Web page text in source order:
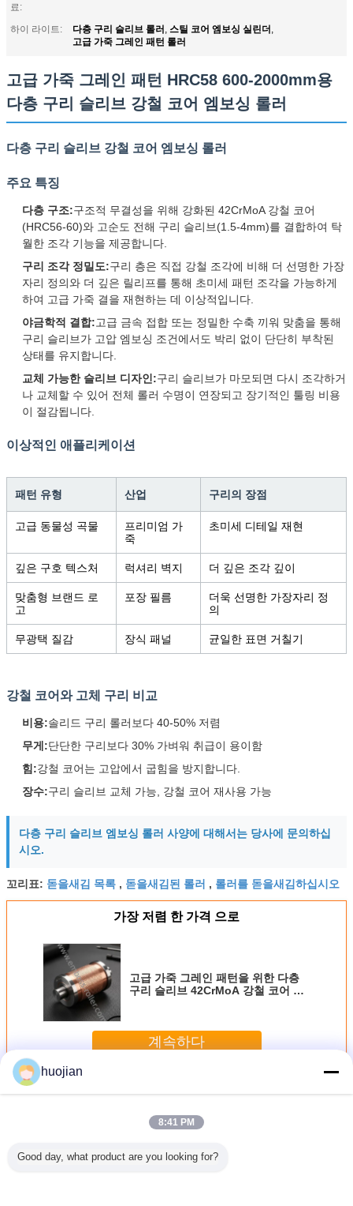
료:
하이 라이트: 다층 구리 슬리브 롤러, 스틸 코어 엠보싱 실린더,
고급 가죽 그레인 패턴 롤러
고급 가죽 그레인 패턴 HRC58 600-2000mm용
다층 구리 슬리브 강철 코어 엠보싱 롤러
다층 구리 슬리브 강철 코어 엠보싱 롤러
주요 특징
다층 구조:구조적 무결성을 위해 강화된 42CrMoA 강철 코어
(HRC56-60)와 고순도 전해 구리 슬리브(1.5-4mm)를 결합하여 탁
월한 조각 기능을 제공합니다.
구리 조각 정밀도:구리 층은 직접 강철 조각에 비해 더 선명한 가장
자리 정의와 더 깊은 릴리프를 통해 초미세 패턴 조각을 가능하게
하여 고급 가죽 결을 재현하는 데 이상적입니다.
야금학적 결합:고급 금속 접합 또는 정밀한 수축 끼워 맞춤을 통해
구리 슬리브가 고압 엠보싱 조건에서도 박리 없이 단단히 부착된
상태를 유지합니다.
교체 가능한 슬리브 디자인:구리 슬리브가 마모되면 다시 조각하거
나 교체할 수 있어 전체 롤러 수명이 연장되고 장기적인 툴링 비용
이 절감됩니다.
이상적인 애플리케이션
패턴 유형 산업 구리의 장점
고급 동물성 곡물
프리미엄 가
죽
초미세 디테일 재현
깊은 구호 텍스처 럭셔리 벽지 더 깊은 조각 깊이
맞춤형 브랜드 로
고
포장 필름
더욱 선명한 가장자리 정
의
무광택 질감 장식 패널 균일한 표면 거칠기
강철 코어와 고체 구리 비교
비용:솔리드 구리 롤러보다 40-50% 저렴
무게:단단한 구리보다 30% 가벼워 취급이 용이함
힘:강철 코어는 고압에서 굽힘을 방지합니다.
장수:구리 슬리브 교체 가능, 강철 코어 재사용 가능
다층 구리 슬리브 엠보싱 롤러 사양에 대해서는 당사에 문의하십
시오.
꼬리표: 돋을새김 목록 , 돋을새김된 롤러 , 롤러를 돋을새김하십시오
가장 저렴 한 가격 으로
고급 가죽 그레인 패턴을 위한 다층
구리 슬리브 42CrMoA 강철 코어 레
계속하다
더 많은 것
huojian
8:41 PM
Good day, what product are you looking for?